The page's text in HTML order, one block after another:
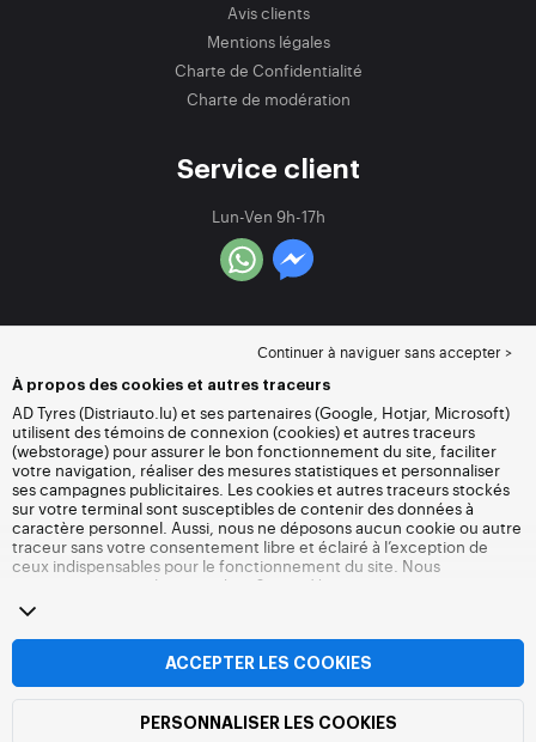
Avis clients
Mentions légales
Charte de Confidentialité
Charte de modération
Service client
Lun-Ven 9h-17h
Continuer à naviguer sans accepter >
À propos des cookies et autres traceurs
AD Tyres (Distriauto.lu) et ses partenaires (Google, Hotjar, Microsoft)
utilisent des témoins de connexion (cookies) et autres traceurs
(webstorage) pour assurer le bon fonctionnement du site, faciliter
votre navigation, réaliser des mesures statistiques et personnaliser
ses campagnes publicitaires. Les cookies et autres traceurs stockés
sur votre terminal sont susceptibles de contenir des données à
caractère personnel. Aussi, nous ne déposons aucun cookie ou autre
traceur sans votre consentement libre et éclairé à l’exception de
ceux indispensables pour le fonctionnement du site. Nous
conservons votre choix pendant 6 mois. Vous pouvez retirer votre
consentement à tout moment en vous rendant sur la
autres traceurs
accepter le dépôt de cookies ou autres traceurs. Le refus ne fait pas
obstacle à l’accès aux services Distriauto.lu. Pour plus d’informations,
nous vous invitons à consulter
ACCEPTER LES COOKIES
PERSONNALISER LES COOKIES